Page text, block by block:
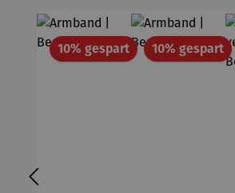
10% gespartRabatt10% gespart